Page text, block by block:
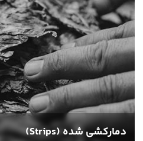
دمارکشی شده (Strips)